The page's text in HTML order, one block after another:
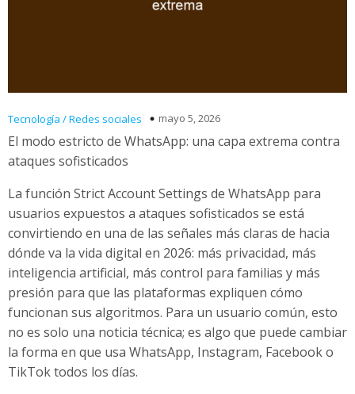
Tecnología / Redes sociales mayo 5, 2026
El modo estricto de WhatsApp: una capa extrema contra
ataques sofisticados
La función Strict Account Settings de WhatsApp para
usuarios expuestos a ataques sofisticados se está
convirtiendo en una de las señales más claras de hacia
dónde va la vida digital en 2026: más privacidad, más
inteligencia artificial, más control para familias y más
presión para que las plataformas expliquen cómo
funcionan sus algoritmos. Para un usuario común, esto
no es solo una noticia técnica; es algo que puede cambiar
la forma en que usa WhatsApp, Instagram, Facebook o
TikTok todos los días.